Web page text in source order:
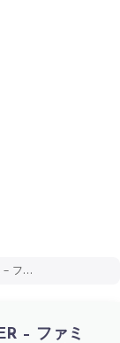
TUBE × FRUITS ZIPPER – ファミリー・サマー・バケーション 歌詞 ( Lyrics)
– ファミ